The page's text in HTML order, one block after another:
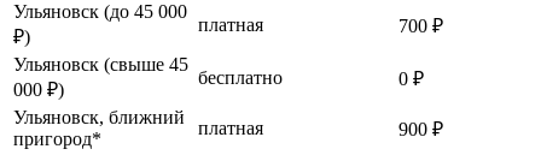
Ульяновск (до 45 000
₽)
платная
700 ₽
Ульяновск (свыше 45
000 ₽)
бесплатно
0 ₽
Ульяновск, ближний
пригород*
платная
900 ₽